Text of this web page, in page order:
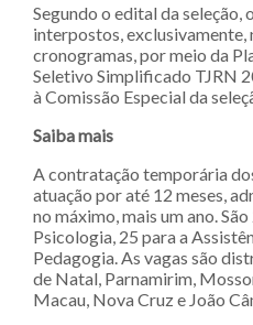
Segundo o edital da seleção,
interpostos,
cronogramas, por meio da
Seletivo Simplificado TJRN
à Comissão Especial da
Saiba mais
A contratação temporária
atuação por até 12 meses,
no máximo, mais um ano.
Psicologia, 25 para a
Pedagogia. As vagas são
de Natal, Parnamirim,
Macau, Nova Cruz e João